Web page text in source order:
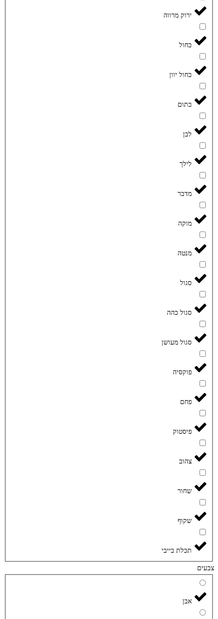
ירוק מרווה
כחול
כחול יוון
כתום
לבן
לילך
מדבר
מוקה
מנטה
סגול
סגול כהה
סגול מעושן
פוקסיה
פחם
פיסטוק
צהוב
שחור
שקוף
תכלת בייבי
צבעים
אבן